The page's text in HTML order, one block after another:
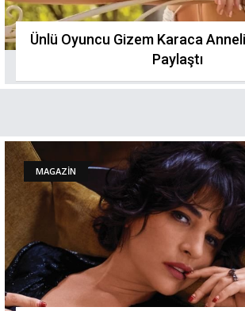
Ünlü Oyuncu Gizem Karaca
Paylaştı
MAGAZİN